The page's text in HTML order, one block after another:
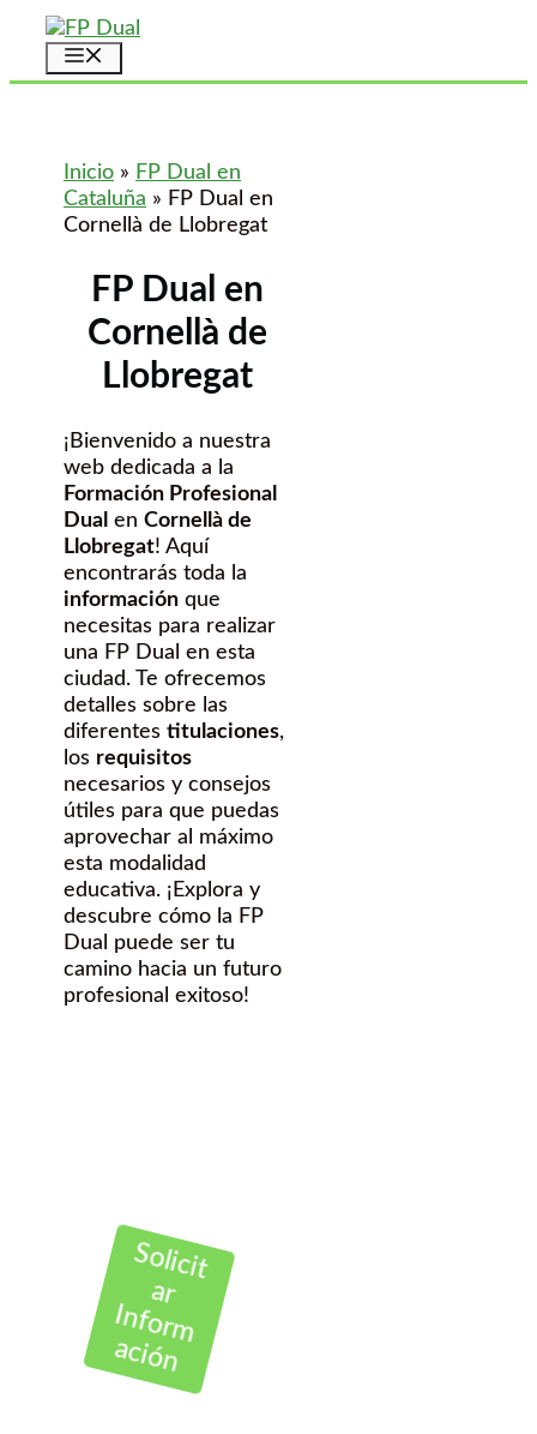
Saltar
contenido
Inicio » FP Dual en
Cataluña » FP Dual en
Cornellà de Llobregat
FP Dual en
Cornellà de
Llobregat
¡Bienvenido a nuestra
web dedicada a la
Formación Profesional
Dual en Cornellà de
Llobregat! Aquí
encontrarás toda la
información que
necesitas para realizar
una FP Dual en esta
ciudad. Te ofrecemos
detalles sobre las
diferentes titulaciones,
los requisitos
necesarios y consejos
útiles para que puedas
aprovechar al máximo
esta modalidad
educativa. ¡Explora y
descubre cómo la FP
Dual puede ser tu
camino hacia un futuro
profesional exitoso!
Solicit
ar
Inform
ación